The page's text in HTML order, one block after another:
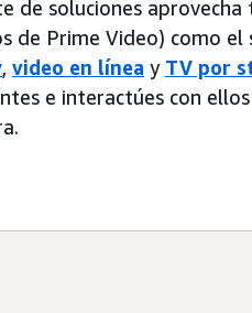
de soluciones
de Prime Video) como
, video en línea y TV por
e interactúes con